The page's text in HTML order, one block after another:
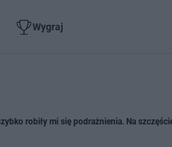
Wygraj